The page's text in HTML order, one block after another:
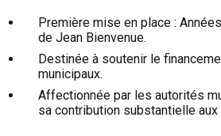
Première mise en place :
de Jean Bienvenue.
Destinée à soutenir le
municipaux.
Affectionnée par les autorités
sa contribution substantielle